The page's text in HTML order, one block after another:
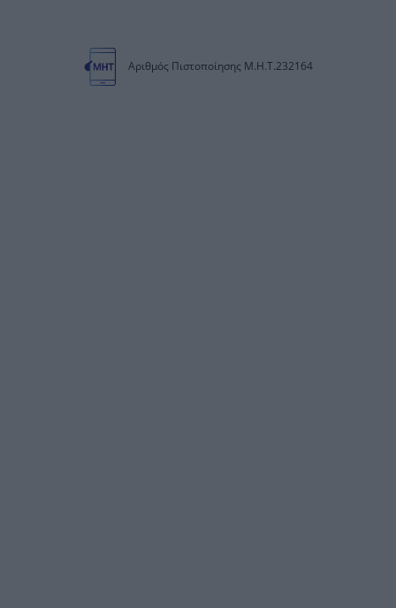
Αριθμός Πιστοποίησης Μ.Η.Τ.232164